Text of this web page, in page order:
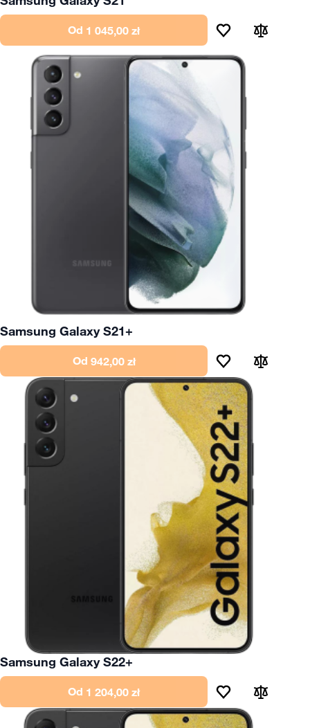
Od 1 045,00 zł
Samsung Galaxy S21+
Od 942,00 zł
Samsung Galaxy S22+
Od 1 204,00 zł